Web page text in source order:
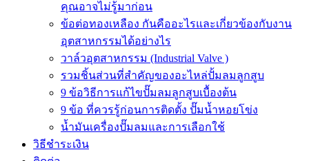
คุณอาจไม่รู้มาก่อน
ข้อต่อทองเหลือง กันคืออะไรและเกี่ยวข้องกับงาน
อุตสาหกรรมได้อย่างไร
วาล์วอุตสาหกรรม (Industrial Valve )
รวมชิ้นส่วนที่สำคัญของอะไหล่ปั้มลมลูกสูบ
9 ข้อวิธีการแก้ไขปั๊มลมลูกสูบเบื้องต้น
9 ข้อ ที่ควรรู้ก่อนการติดตั้ง ปั๊มน้ำหอยโข่ง
น้ำมันเครื่องปั๊มลมและการเลือกใช้
วิธีชำระเงิน